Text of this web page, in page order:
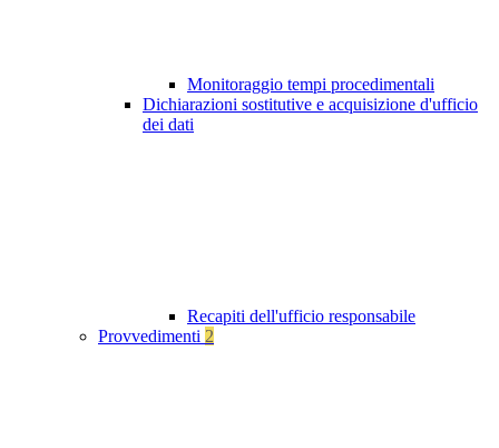
Monitoraggio tempi procedimentali
Dichiarazioni sostitutive e acquisizione d'ufficio
dei dati
Recapiti dell'ufficio responsabile
Provvedimenti 2